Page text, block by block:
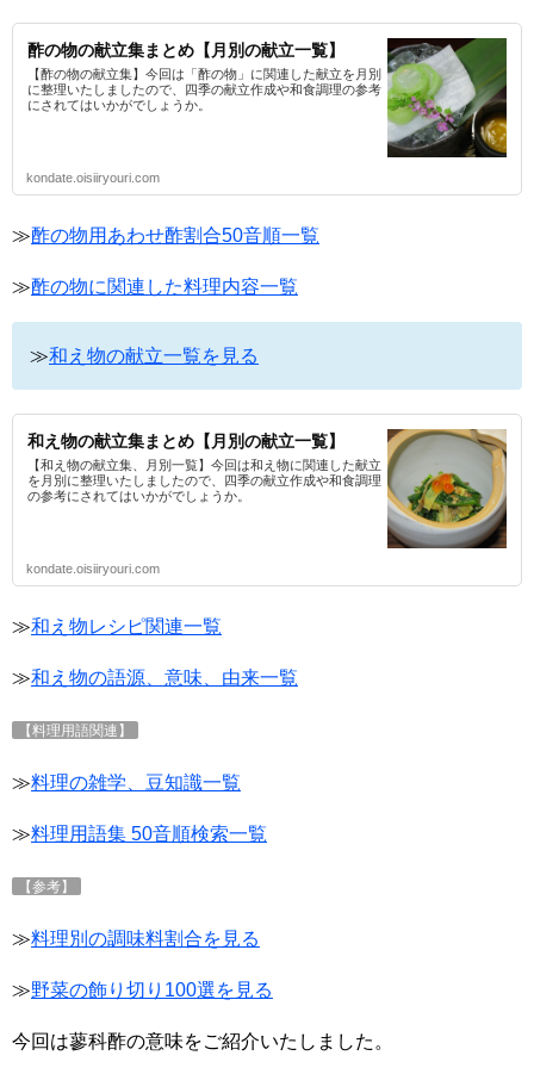
酢の物の献立集まとめ【月別の献立一覧】
【酢の物の献立集】今回は「酢の物」に関連した献立を月別
に整理いたしましたので、四季の献立作成や和食調理の参考
にされてはいかがでしょうか。
kondate.oisiiryouri.com
≫酢の物用あわせ酢割合50音順一覧
≫酢の物に関連した料理内容一覧
≫和え物の献立一覧を見る
和え物の献立集まとめ【月別の献立一覧】
【和え物の献立集、月別一覧】今回は和え物に関連した献立
を月別に整理いたしましたので、四季の献立作成や和食調理
の参考にされてはいかがでしょうか。
kondate.oisiiryouri.com
≫和え物レシピ関連一覧
≫和え物の語源、意味、由来一覧
【料理用語関連】
≫料理の雑学、豆知識一覧
≫料理用語集 50音順検索一覧
【参考】
≫料理別の調味料割合を見る
≫野菜の飾り切り100選を見る
今回は蓼科酢の意味をご紹介いたしました。